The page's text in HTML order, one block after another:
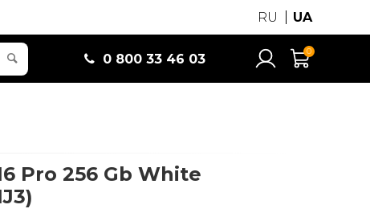
RU UA
0 800 33 46 03
0
Pro 256 Gb White